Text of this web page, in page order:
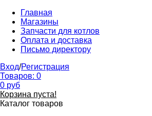
Главная
Магазины
Запчасти для котлов
Оплата и доставка
Письмо директору
Вход/Регистрация
Товаров: 0
0 руб
Корзина пуста!
Каталог товаров